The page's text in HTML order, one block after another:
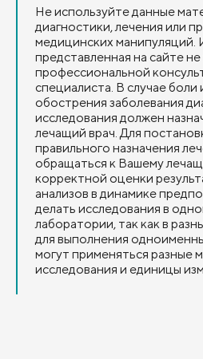
Не используйте данные
диагностики, лечения или
медицинских
представленная на сайте
профессиональной
специалиста. В случае боли
обострения заболевания
исследования должен
лечащий врач. Для
правильного назначения
обращаться к Вашему
корректной оценки
анализов в динамике
делать исследования в
лаборатории, так как в
для выполнения
могут применяться разные
исследования и единицы